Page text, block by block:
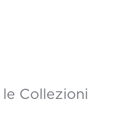
Collezioni